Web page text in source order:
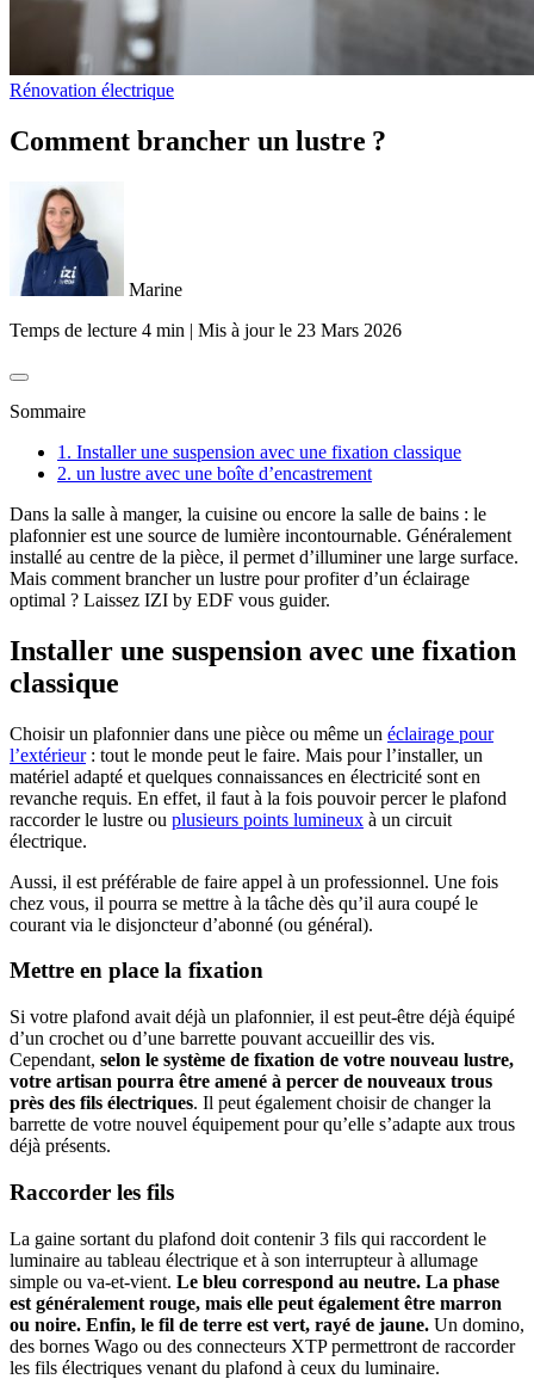
Rénovation électrique
Comment brancher un lustre ?
Marine
Temps de lecture 4 min | Mis à jour le 23 Mars 2026
Sommaire
1. Installer une suspension avec une fixation classique
2. un lustre avec une boîte d’encastrement
Dans la salle à manger, la cuisine ou encore la salle de bains : le
plafonnier est une source de lumière incontournable. Généralement
installé au centre de la pièce, il permet d’illuminer une large surface.
Mais comment brancher un lustre pour profiter d’un éclairage
optimal ? Laissez IZI by EDF vous guider.
Installer une suspension avec une fixation
classique
Choisir un plafonnier dans une pièce ou même un éclairage pour
l’extérieur: tout le monde peut le faire. Mais pour l’installer, un
matériel adapté et quelques connaissances en électricité sont en
revanche requis. En effet, il faut à la fois pouvoir percer le plafond
raccorder le lustre ou plusieurs points lumineux à un circuit
électrique.
Aussi, il est préférable de faire appel à un professionnel. Une fois
chez vous, il pourra se mettre à la tâche dès qu’il aura coupé le
courant via le disjoncteur d’abonné (ou général).
Mettre en place la fixation
Si votre plafond avait déjà un plafonnier, il est peut-être déjà équipé
d’un crochet ou d’une barrette pouvant accueillir des vis.
Cependant, selon le système de fixation de votre nouveau lustre,
votre artisan pourra être amené à percer de nouveaux trous
près des fils électriques. Il peut également choisir de changer la
barrette de votre nouvel équipement pour qu’elle s’adapte aux trous
déjà présents.
Raccorder les fils
La gaine sortant du plafond doit contenir 3 fils qui raccordent le
luminaire au tableau électrique et à son interrupteur à allumage
simple ou va-et-vient. Le bleu correspond au neutre. La phase
est généralement rouge, mais elle peut également être marron
ou noire. Enfin, le fil de terre est vert, rayé de jaune. Un domino,
des bornes Wago ou des connecteurs XTP permettront de raccorder
les fils électriques venant du plafond à ceux du luminaire.